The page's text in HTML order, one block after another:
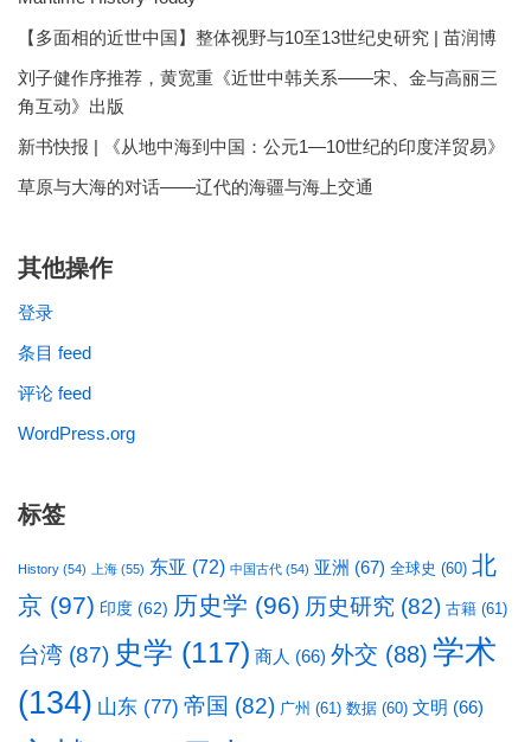
【多面相的近世中国】整体视野与10至13世纪史研究 | 苗润博
刘子健作序推荐，黄宽重《近世中韩关系——宋、金与高丽三
角互动》出版
新书快报 | 《从地中海到中国：公元1—10世纪的印度洋贸易》
草原与大海的对话——辽代的海疆与海上交通
其他操作
登录
条目 feed
评论 feed
WordPress.org
标签
History (54) 上海 (55) 东亚 (72) 中国古代 (54) 亚洲 (67) 全球史 (60) 北
京 (97) 印度 (62) 历史学 (96) 历史研究 (82) 古籍 (61)
台湾 (87) 史学 (117) 商人 (66) 外交 (88) 学术
(134) 山东 (77) 帝国 (82) 广州 (61) 数据 (60) 文明 (66)